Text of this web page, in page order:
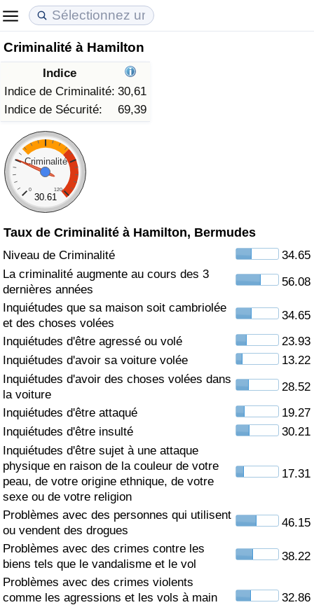
Criminalité à Hamilton
Indice
Indice de Criminalité: 30,61
Indice de Sécurité:
69,39
Criminalité
0 120
30.61
Taux de Criminalité à Hamilton, Bermudes
Niveau de Criminalité
34.65
La criminalité augmente au cours des 3
dernières années
56.08
Inquiétudes que sa maison soit cambriolée
et des choses volées
34.65
Inquiétudes d'être agressé ou volé
23.93
Inquiétudes d'avoir sa voiture volée
13.22
Inquiétudes d'avoir des choses volées dans
la voiture
28.52
Inquiétudes d'être attaqué
19.27
Inquiétudes d'être insulté
30.21
Inquiétudes d'être sujet à une attaque
physique en raison de la couleur de votre
peau, de votre origine ethnique, de votre
sexe ou de votre religion
17.31
Problèmes avec des personnes qui utilisent
ou vendent des drogues
46.15
Problèmes avec des crimes contre les
biens tels que le vandalisme et le vol
38.22
Problèmes avec des crimes violents
comme les agressions et les vols à main
32.86
Coût de la vie
Indice du Coût de la Vie (Actuel)
Indice du Coût de la Vie
Indice du coût de la vie par pays
à Akaba
Prix de l'immobilier
Indice des Prix de l'immobilier (Actuel)
Indice des Prix de l'immobilier
Indice des Prix de l'immobilier par Pays
Qualité de Vie
Indice de Qualité de Vie
Indice de Qualité de Vie (Actuel)
Indice de qualité de vie par pays
Criminalité
Indice de Criminalité (Actuel)
Indice de Criminalité
Indice de criminalité par pays
Soins de santé
Indice des soins de santé (Actuel)
Indice des soins de santé
Indice des soins de santé par Pays
Pollution
Indice de Pollution (Actuel)
Indice de pollution
Indice de Pollution par Pays